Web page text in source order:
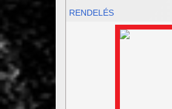
RENDELÉS